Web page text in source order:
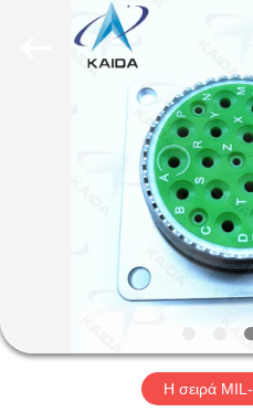
ΠΡΟΪΌΝΤΑ
ΣΧΕΤΙΚΆ
ΜΕ
Η σειρά